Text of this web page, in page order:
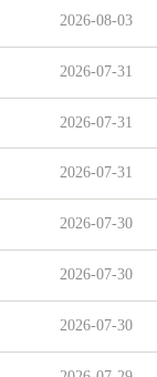
2026-08-03
2026-07-31
2026-07-31
2026-07-31
2026-07-30
2026-07-30
2026-07-30